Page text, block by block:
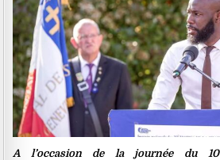
A l’occasion de la journée du